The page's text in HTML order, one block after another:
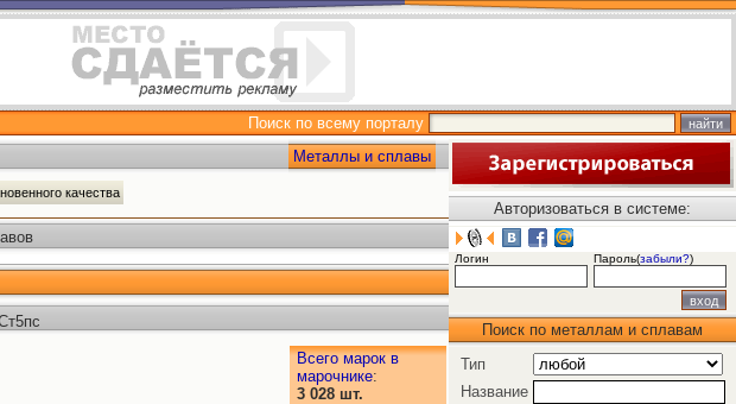
Поиск по всему порталу
Металлы и сплавы
качества
Всего марок в
марочнике:
3 028 шт.
Авторизоваться в системе:
Логин Пароль(забыли?)
Поиск по металлам и сплавам
Тип
Название